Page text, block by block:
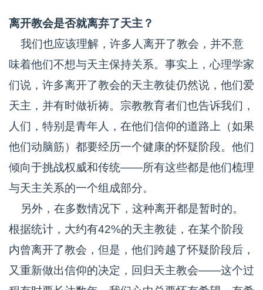
离开教会是否就离弃了天主？
我们也应该理解，许多人离开了教会，并不意
味着他们不想与天主保持关系。事实上，心理学家
们说，许多离开了教会的天主教徒仍然说，他们爱
天主，并有时做祈祷。宗教教育者们也告诉我们，
人们，特别是青年人，在他们信仰的道路上（如果
他们动脑筋）都要经历一个健康的怀疑阶段。他们
倾向于挑战权威和传统——所有这些都是他们梳理
与天主关系的一个组成部分。
另外，在多数情况下，这种离开都是暂时的。
根据统计，大约有42%的天主教徒，在某个阶段
内曾离开了教会，但是，他们跨越了怀疑阶段后，
又重新做出信仰的决定，回归天主教会——这个过